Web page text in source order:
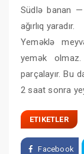
Südlə banan
ağırlıq yaradır.
Yeməklə
yemək
parçalayır. Bu
2 saat sonra
ETIKETLER
Facebook